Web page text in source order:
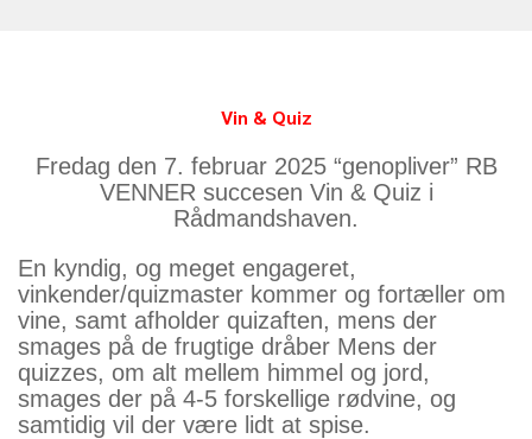
Vin & Quiz
Fredag den 7. februar 2025 “genopliver” RB
VENNER succesen Vin & Quiz i
Rådmandshaven.
En kyndig, og meget engageret,
vinkender/quizmaster kommer og fortæller om
vine, samt afholder quizaften, mens der
smages på de frugtige dråber Mens der
quizzes, om alt mellem himmel og jord,
smages der på 4-5 forskellige rødvine, og
samtidig vil der være lidt at spise.